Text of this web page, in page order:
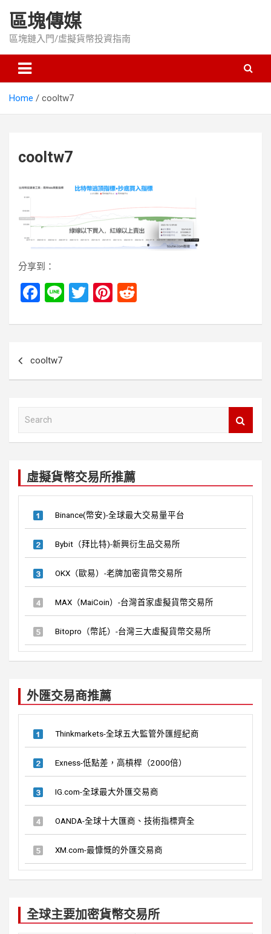
content
區塊傳媒
區塊鏈入門/虛擬貨幣投資指南
Home cooltw7
cooltw7
分享到：
F
ce
b
o
Li
e
T
tt
Pi
er d
cooltw7
虛擬貨幣交易所推薦
Binance(幣安)-全球最大交易量平台
Bybit（拜比特)-新興衍生品交易所
OKX（歐易）-老牌加密貨幣交易所
MAX（MaiCoin）-台灣首家虛擬貨幣交易所
Bitopro（幣託）-台灣三大虛擬貨幣交易所
外匯交易商推薦
Thinkmarkets-全球五大監管外匯經紀商
Exness-低點差，高槓桿（2000倍）
IG.com-全球最大外匯交易商
OANDA-全球十大匯商、技術指標齊全
XM.com-最慷慨的外匯交易商
全球主要加密貨幣交易所